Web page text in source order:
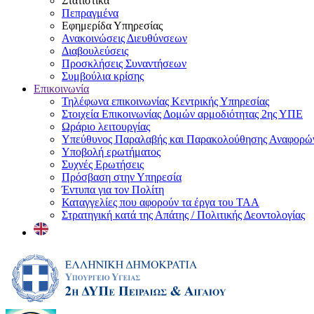
Πεπραγμένα
Εφημερίδα Υπηρεσίας
Ανακοινώσεις Διευθύνσεων
Διαβουλεύσεις
Προσκλήσεις Συναντήσεων
Συμβούλια κρίσης
Επικοινωνία
Τηλέφωνα επικοινωνίας Κεντρικής Υπηρεσίας
Στοιχεία Επικοινωνίας Δομών αρμοδιότητας 2ης ΥΠΕ
Ωράριο λειτουργίας
Υπεύθυνος Παραλαβής και Παρακολούθησης
Υποβολή ερωτήματος
Συχνές Ερωτήσεις
Πρόσβαση στην Υπηρεσία
Έντυπα για τον Πολίτη
Καταγγελίες που αφορούν τα έργα του ΤΑΑ
Στρατηγική κατά της Απάτης / Πολιτικής Δεοντολογίας